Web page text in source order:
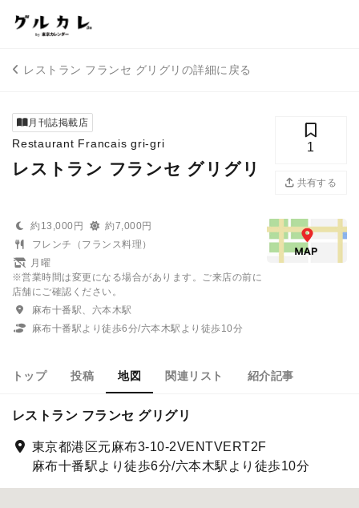
レストラン フランセ グリグリの詳細に戻る
月刊誌掲載店
Restaurant Francais gri-gri
レストラン フランセ グリグリ
1
共有する
約13,000円
約7,000円
フレンチ（フランス料理）
月曜
※営業時間は変更になる場合があります。ご来店の前に
店舗にご確認ください。
麻布十番駅、六本木駅
麻布十番駅より徒歩6分/六本木駅より徒歩10分
トップ 投稿 地図 関連リスト 紹介記事
レストラン フランセ グリグリ
東京都港区元麻布3-10-2VENTVERT2F
麻布十番駅より徒歩6分/六本木駅より徒歩10分